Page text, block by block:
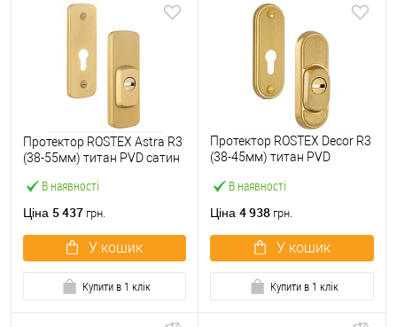
В наявності
Протектор ROSTEX Astra R3
(38-55мм) титан PVD сатин
Ціна 5 437 грн.
У кошик
Купити в 1 клік
В наявності
Протектор ROSTEX Decor R3
(38-45мм) титан PVD
Ціна 4 938 грн.
У кошик
Купити в 1 клік